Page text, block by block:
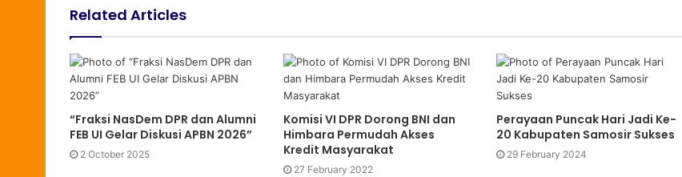
i
t
e
r
Related Articles
“Fraksi NasDem DPR dan Alumni
FEB UI Gelar Diskusi APBN 2026”
2 October 2025
Komisi VI DPR Dorong BNI dan
Himbara Permudah Akses
Kredit Masyarakat
27 February 2022
Perayaan Puncak Hari Jadi Ke-
20 Kabupaten Samosir Sukses
29 February 2024